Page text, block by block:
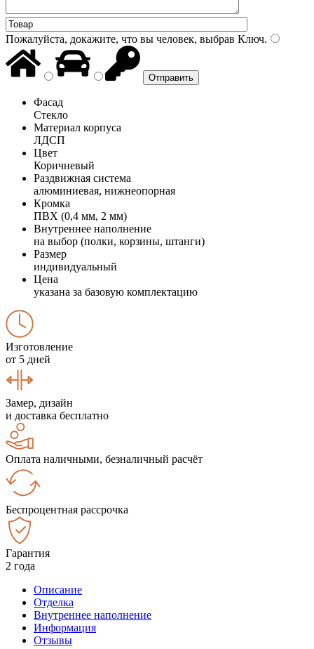
Пожалуйста, докажите, что вы человек, выбрав Ключ.
Фасад
Стекло
Материал корпуса
ЛДСП
Цвет
Коричневый
Раздвижная система
алюминиевая, нижнеопорная
Кромка
ПВХ (0,4 мм, 2 мм)
Внутреннее наполнение
на выбор (полки, корзины, штанги)
Размер
индивидуальный
Цена
указана за базовую комплектацию
Изготовление
от 5 дней
Замер, дизайн
и доставка бесплатно
Оплата наличными, безналичный расчёт
Беспроцентная рассрочка
Гарантия
2 года
Описание
Отделка
Внутреннее наполнение
Информация
Отзывы